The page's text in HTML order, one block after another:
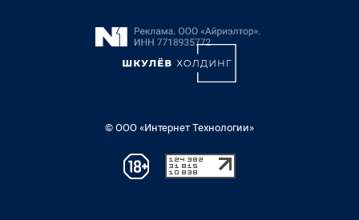
© ООО «Интернет Технологии»